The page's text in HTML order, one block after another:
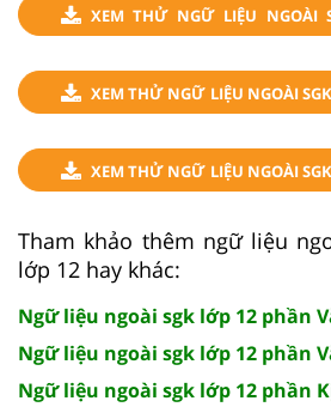
XEM THỬ NGỮ LIỆU NGOÀI
XEM THỬ NGỮ LIỆU NGOÀI
XEM THỬ NGỮ LIỆU NGOÀI
Tham khảo thêm ngữ liệu
lớp 12 hay khác:
Ngữ liệu ngoài sgk lớp 12 phần
Ngữ liệu ngoài sgk lớp 12 phần
Ngữ liệu ngoài sgk lớp 12 phần